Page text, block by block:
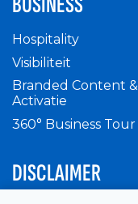
Hospitality
Visibiliteit
Branded Content &
Activatie
360° Business Tour
DISCLAIMER